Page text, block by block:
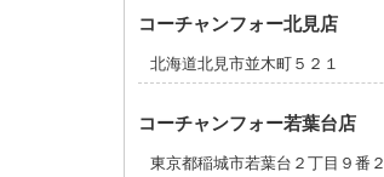
コーチャンフォー北見店
北海道北見市並木町５２１
コーチャンフォー若葉台店
東京都稲城市若葉台２丁目９番２